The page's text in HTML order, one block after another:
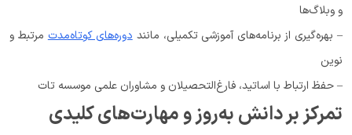
و وبلاگ‌ها
– بهره‌گیری از برنامه‌های آموزشی تکمیلی، ماننددوره‌های کوتاه‌مدتمرتبط و
نوین
– حفظ ارتباط با اساتید، فارغ‌التحصیلان و مشاوران علمی موسسه تات
تمرکز بر دانش به‌روز و مهارت‌های کلیدی